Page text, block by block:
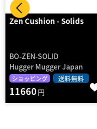
Journey Bag
AC-MATBAG-JOURNEYBAG
Hugger Mugger Japan
ショッピング 送料無料
8690円